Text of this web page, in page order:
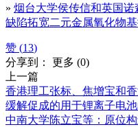
» 烟台大学侯传信和英国
缺陷拓宽二元金属氧化物
赞 (13)
分享到： 更多 (0)
上一篇
香港理工张标、焦增宝和
缓解促成的用于锂离子电
中南大学陈立宝等：原位